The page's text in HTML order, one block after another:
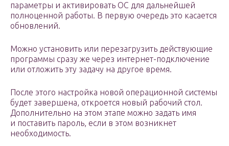
параметры и активировать ОС для дальнейшей
полноценной работы. В первую очередь это касается
обновлений.
Можно установить или перезагрузить действующие
программы сразу же через интернет-подключение
или отложить эту задачу на другое время.
После этого настройка новой операционной системы
будет завершена, откроется новый рабочий стол.
Дополнительно на этом этапе можно задать имя
и поставить пароль, если в этом возникнет
необходимость.